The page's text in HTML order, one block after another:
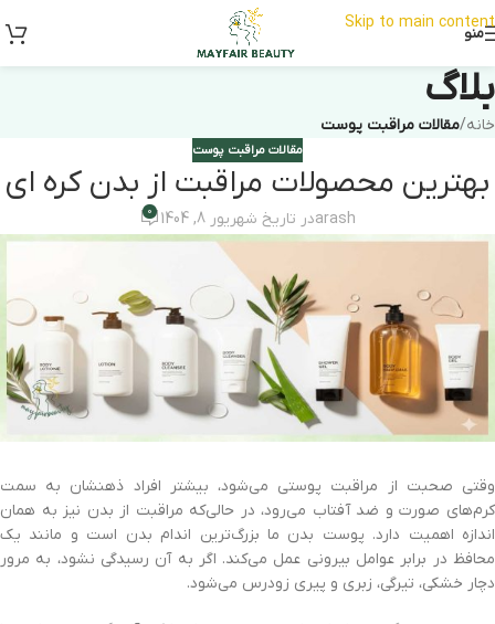
Skip to main content
منو
بلاگ
خانه/مقالات مراقبت پوست
مقالات مراقبت پوست
بهترین محصولات مراقبت از بدن کره‌ ای
arashدر تاریخ شهریور 8, 1404 0
وقتی صحبت از مراقبت پوستی می‌شود، بیشتر افراد ذهنشان به سمت
کرم‌های صورت و ضد آفتاب می‌رود، در حالی‌که مراقبت از بدن نیز به همان
اندازه اهمیت دارد. پوست بدن ما بزرگ‌ترین اندام بدن است و مانند یک
محافظ در برابر عوامل بیرونی عمل می‌کند. اگر به آن رسیدگی نشود، به مرور
دچار خشکی، تیرگی، زبری و پیری زودرس می‌شود.